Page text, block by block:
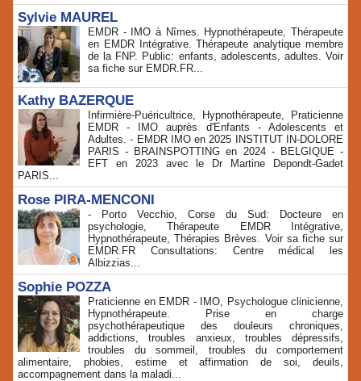
Sylvie MAUREL
EMDR - IMO à Nîmes. Hypnothérapeute, Thérapeute
en EMDR Intégrative. Thérapeute analytique membre
de la FNP. Public: enfants, adolescents, adultes. Voir
sa fiche sur EMDR.FR...
Kathy BAZERQUE
Infirmière-Puéricultrice, Hypnothérapeute, Praticienne
EMDR - IMO auprès d'Enfants - Adolescents et
Adultes. - EMDR IMO en 2025 INSTITUT IN-DOLORE
PARIS - BRAINSPOTTING en 2024 - BELGIQUE -
EFT en 2023 avec le Dr Martine Depondt-Gadet
PARIS...
Rose PIRA-MENCONI
- Porto Vecchio, Corse du Sud: Docteure en
psychologie, Thérapeute EMDR Intégrative,
Hypnothérapeute, Thérapies Brèves. Voir sa fiche sur
EMDR.FR Consultations: Centre médical les
Albizzias...
Sophie POZZA
Praticienne en EMDR - IMO, Psychologue clinicienne,
Hypnothérapeute. Prise en charge
psychothérapeutique des douleurs chroniques,
addictions, troubles anxieux, troubles dépressifs,
troubles du sommeil, troubles du comportement
alimentaire, phobies, estime et affirmation de soi, deuils,
accompagnement dans la maladi...